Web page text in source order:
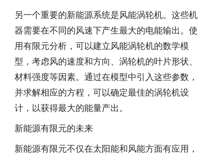
另一个重要的新能源系统是风能涡轮机。这些机
器需要在不同的风速下产生最大的电能输出。使
用有限元分析，可以建立风能涡轮机的数学模
型，考虑风的速度和方向、涡轮机的叶片形状、
材料强度等因素。通过在模型中引入这些参数，
并求解相应的方程，可以确定最佳的涡轮机设
计，以获得最大的能量产出。
新能源有限元的未来
新能源有限元不仅在太阳能和风能方面有应用，